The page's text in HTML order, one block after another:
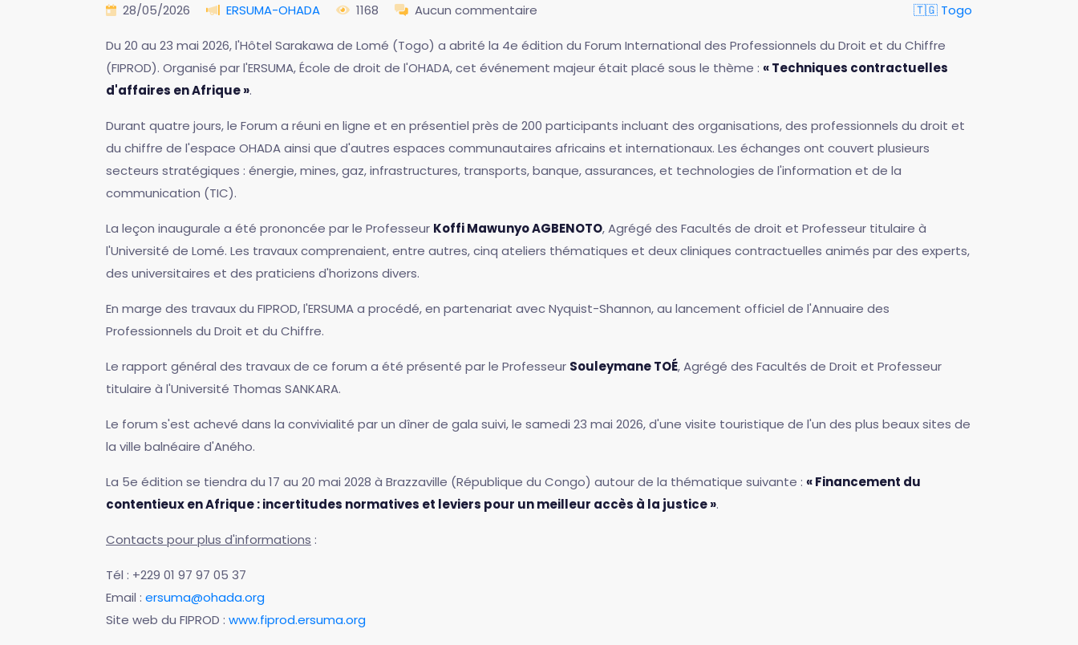
28/05/2026 ERSUMA-OHADA 1168 Aucun commentaire 🇹🇬 Togo
Du 20 au 23 mai 2026, l'Hôtel Sarakawa de Lomé (Togo) a abrité la 4e édition du Forum International des Professionnels du Droit et du Chiffre
(FIPROD). Organisé par l'ERSUMA, École de droit de l'OHADA, cet événement majeur était placé sous le thème : « Techniques contractuelles
d'affaires en Afrique ».
Durant quatre jours, le Forum a réuni en ligne et en présentiel près de 200 participants incluant des organisations, des professionnels du droit et
du chiffre de l'espace OHADA ainsi que d'autres espaces communautaires africains et internationaux. Les échanges ont couvert plusieurs
secteurs stratégiques : énergie, mines, gaz, infrastructures, transports, banque, assurances, et technologies de l'information et de la
communication (TIC).
La leçon inaugurale a été prononcée par le Professeur Koffi Mawunyo AGBENOTO, Agrégé des Facultés de droit et Professeur titulaire à
l'Université de Lomé. Les travaux comprenaient, entre autres, cinq ateliers thématiques et deux cliniques contractuelles animés par des experts,
des universitaires et des praticiens d'horizons divers.
En marge des travaux du FIPROD, l'ERSUMA a procédé, en partenariat avec Nyquist-Shannon, au lancement officiel de l'Annuaire des
Professionnels du Droit et du Chiffre.
Le rapport général des travaux de ce forum a été présenté par le Professeur Souleymane TOÉ, Agrégé des Facultés de Droit et Professeur
titulaire à l'Université Thomas SANKARA.
Le forum s'est achevé dans la convivialité par un dîner de gala suivi, le samedi 23 mai 2026, d'une visite touristique de l'un des plus beaux sites de
la ville balnéaire d'Aného.
La 5e édition se tiendra du 17 au 20 mai 2028 à Brazzaville (République du Congo) autour de la thématique suivante : « Financement du
contentieux en Afrique : incertitudes normatives et leviers pour un meilleur accès à la justice ».
Contacts pour plus d'informations :
Tél : +229 01 97 97 05 37
Email : ersuma@ohada.org
Site web du FIPROD : www.fiprod.ersuma.org